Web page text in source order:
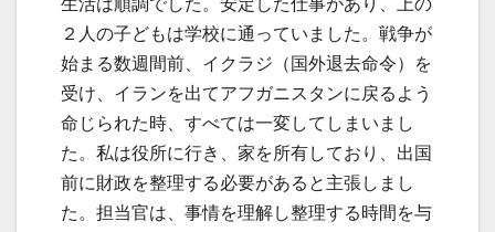
生活は順調でした。安定した仕事があり、上の
２人の子どもは学校に通っていました。戦争が
始まる数週間前、イクラジ（国外退去命令）を
受け、イランを出てアフガニスタンに戻るよう
命じられた時、すべては一変してしまいまし
た。私は役所に行き、家を所有しており、出国
前に財政を整理する必要があると主張しまし
た。担当官は、事情を理解し整理する時間を与